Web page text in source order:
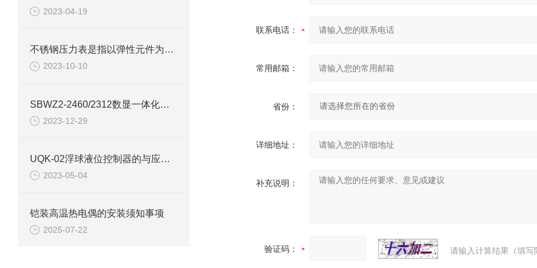
2023-04-19
不锈钢压力表是指以弹性元件为敏感元件
2023-10-10
SBWZ2-2460/2312数显一体化隔离变送器产品介绍
2023-12-29
UQK-02浮球液位控制器的与应用范围
2023-05-04
铠装高温热电偶的安装须知事项
2025-07-22
联系电话：
常用邮箱：
省份：
详细地址：
补充说明：
验证码： 请输入计算结果（填